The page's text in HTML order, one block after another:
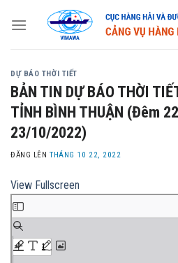
DỰ BÁO THỜI TIẾT
BẢN TIN DỰ BÁO THỜI
TỈNH BÌNH THUẬN (Đêm
23/10/2022)
ĐĂNG LÊNTHÁNG 10 22, 2022
View Fullscreen